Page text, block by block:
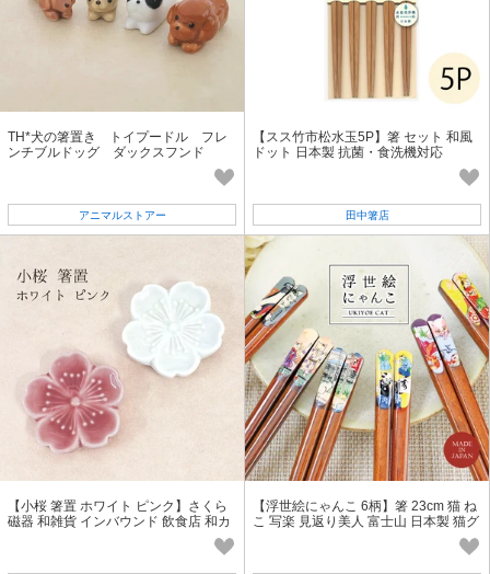
TH*犬の箸置き トイプードル フレ
ンチブルドッグ ダックスフンド
アニマルストアー
【スス竹市松水玉5P】箸 セット 和風
ドット 日本製 抗菌・食洗機対応
田中箸店
【小桜 箸置 ホワイト ピンク】さくら
磁器 和雑貨 インバウンド 飲食店 和カ
【浮世絵にゃんこ 6柄】箸 23cm 猫 ね
こ 写楽 見返り美人 富士山 日本製 猫グ